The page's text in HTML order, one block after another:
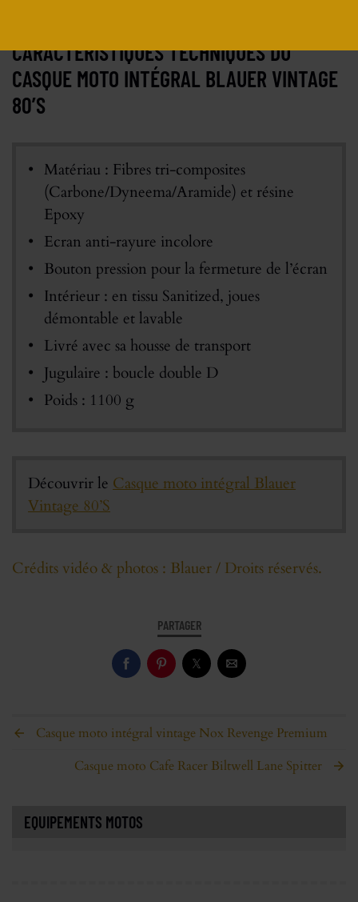
CARACTÉRISTIQUES TECHNIQUES DU
CASQUE MOTO INTÉGRAL BLAUER VINTAGE
80’S
Matériau : Fibres tri-composites
(Carbone/Dyneema/Aramide) et résine
Epoxy
Ecran anti-rayure incolore
Bouton pression pour la fermeture de l’écran
Intérieur : en tissu Sanitized, joues
démontable et lavable
Livré avec sa housse de transport
Jugulaire : boucle double D
Poids : 1100 g
Découvrir le Casque moto intégral Blauer
Vintage 80’S
Crédits vidéo & photos : Blauer / Droits réservés.
PARTAGER
Casque moto intégral vintage Nox Revenge Premium
Casque moto Cafe Racer Biltwell Lane Spitter
EQUIPEMENTS MOTOS